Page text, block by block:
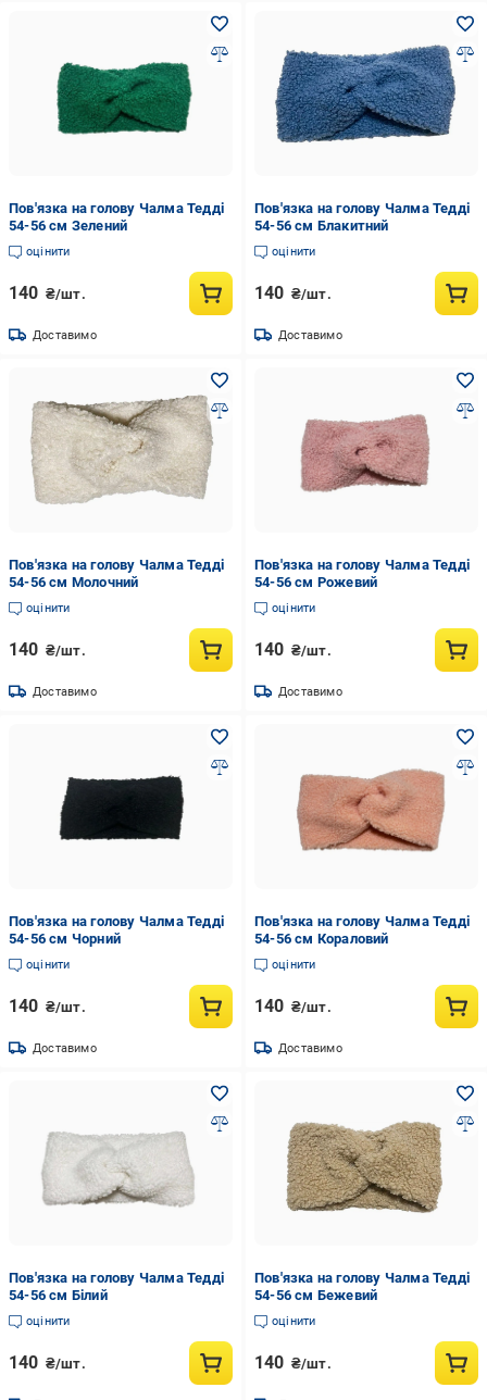
Пов'язка на голову Чалма Тедді
54-56 см Зелений
оцінити
140 ₴/шт.
Доставимо
Пов'язка на голову Чалма Тедді
54-56 см Блакитний
оцінити
140 ₴/шт.
Доставимо
Пов'язка на голову Чалма Тедді
54-56 см Молочний
оцінити
140 ₴/шт.
Доставимо
Пов'язка на голову Чалма Тедді
54-56 см Рожевий
оцінити
140 ₴/шт.
Доставимо
Пов'язка на голову Чалма Тедді
54-56 см Чорний
оцінити
140 ₴/шт.
Доставимо
Пов'язка на голову Чалма Тедді
54-56 см Кораловий
оцінити
140 ₴/шт.
Доставимо
Пов'язка на голову Чалма Тедді
54-56 см Білий
оцінити
140 ₴/шт.
Пов'язка на голову Чалма Тедді
54-56 см Бежевий
оцінити
140 ₴/шт.